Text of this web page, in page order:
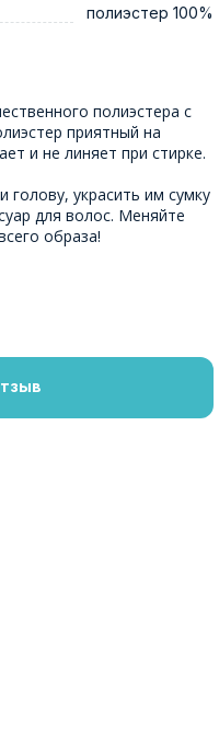
полиэстер 100%
полиэстера с
приятный на
и не линяет при стирке.
украсить им сумку
для волос. Меняйте
образа!